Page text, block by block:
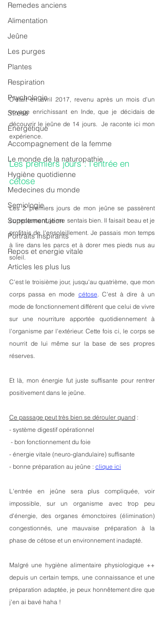
Remedes anciens
Alimentation
Jeûne
Les purges
Plantes
Respiration
Psychologie
Stress
Energétique
Accompagnement de la femme
Le monde de la naturopathie
Hygiène quotidienne
Medecines du monde
Semiologie
Supplementation
Portraits inspirants
Repos et energie vitale
Articles les plus lus
C'était en avril 2017, revenu après un mois d'un
voyage enrichissant en Inde, que je décidais de
découvrir le jeûne de 14 jours.  Je raconte ici mon
expérience.
Les premiers jours : l'entrée en
cétose
Les 2 premiers jours de mon jeûne se passèrent
correctement, je me sentais bien. Il faisait beau et je
profitais de l'ensoleillement. Je passais mon temps
à lire dans les parcs et à dorer mes pieds nus au
soleil.
C'est le troisième jour, jusqu'au quatrième, que mon
corps passa en mode cétose. C'est à dire à un
mode de fonctionnement différent que celui de vivre
sur une nourriture apportée quotidiennement à
l'organisme par l'extérieur. Cette fois ci, le corps se
nourrit de lui même sur la base de ses propres
réserves.
Et là, mon énergie fut juste suffisante pour rentrer
positivement dans le jeûne.
Ce passage peut très bien se dérouler quand :
- système digestif opérationnel
- bon fonctionnement du foie
- énergie vitale (neuro-glandulaire) suffisante
- bonne préparation au jeûne : clique ici
L'entrée en jeûne sera plus compliquée, voir
impossible, sur un organisme avec trop peu
d'énergie, des organes émonctoires (élimination)
congestionnés, une mauvaise préparation à la
phase de cétose et un environnement inadapté.
Malgré une hygiène alimentaire physiologique ++
depuis un certain temps, une connaissance et une
préparation adaptée, je peux honnêtement dire que
j'en ai bavé haha !